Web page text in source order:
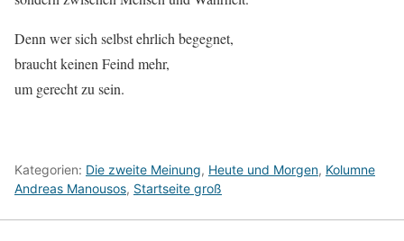
Denn wer sich selbst ehrlich begegnet,
braucht keinen Feind mehr,
um gerecht zu sein.
Kategorien: Die zweite Meinung, Heute und Morgen, Kolumne
Andreas Manousos, Startseite groß